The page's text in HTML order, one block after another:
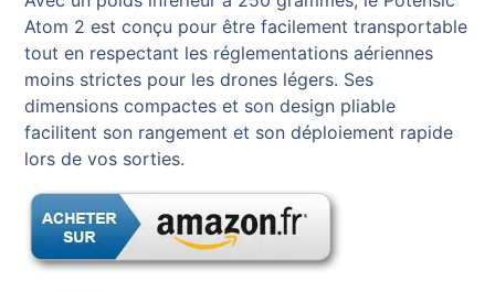
Atom 2 est conçu pour être facilement transportable
tout en respectant les réglementations aériennes
moins strictes pour les drones légers. Ses
dimensions compactes et son design pliable
facilitent son rangement et son déploiement rapide
lors de vos sorties.